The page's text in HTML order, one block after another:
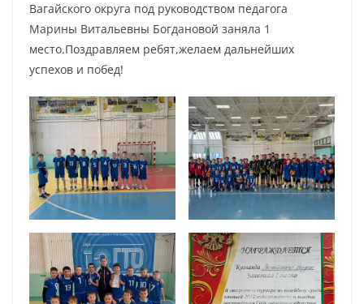
Вагайского округа под руководством педагога
Марины Витальевны Богдановой заняла 1
место.Поздравляем ребят,желаем дальнейших
успехов и побед!